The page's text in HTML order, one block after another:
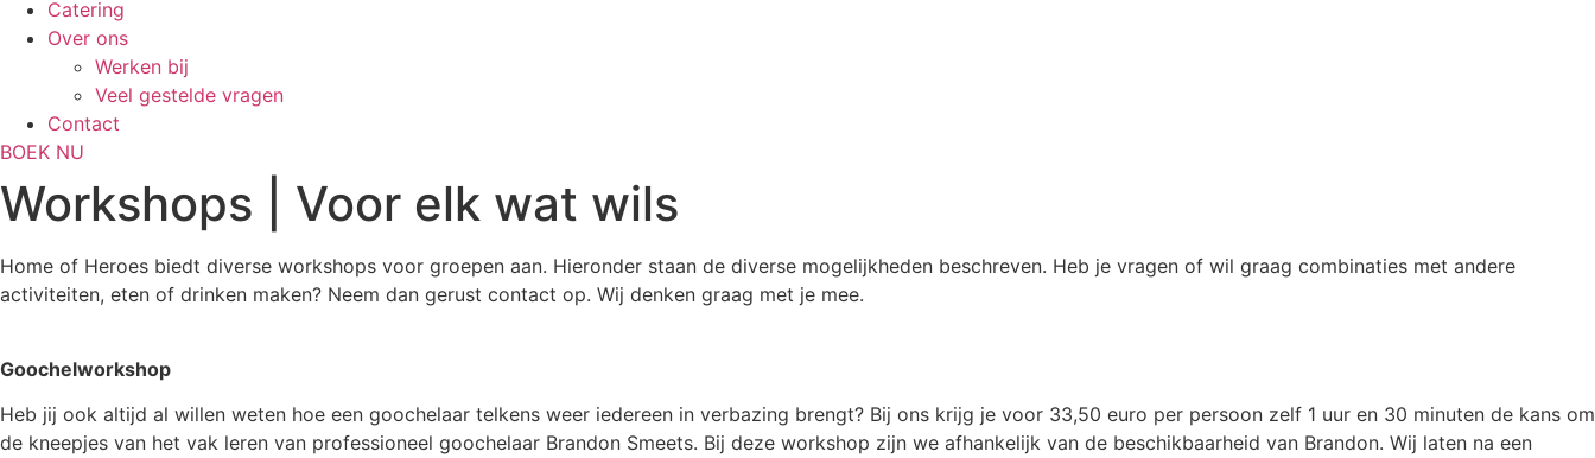
Catering
Over ons
Werken bij
Veel gestelde vragen
Contact
BOEK NU
Workshops | Voor elk wat wils
Home of Heroes biedt diverse workshops voor groepen aan. Hieronder staan de diverse mogelijkheden beschreven. Heb je vragen of wil graag combinaties met andere
activiteiten, eten of drinken maken? Neem dan gerust contact op. Wij denken graag met je mee.
Goochelworkshop
Heb jij ook altijd al willen weten hoe een goochelaar telkens weer iedereen in verbazing brengt? Bij ons krijg je voor 33,50 euro per persoon zelf 1 uur en 30 minuten de kans om
de kneepjes van het vak leren van professioneel goochelaar Brandon Smeets. Bij deze workshop zijn we afhankelijk van de beschikbaarheid van Brandon. Wij laten na een